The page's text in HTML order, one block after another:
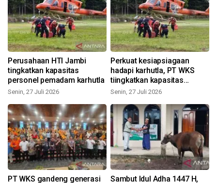
Perusahaan HTI Jambi
tingkatkan kapasitas
personel pemadam karhutla
Senin, 27 Juli 2026
Perkuat kesiapsiagaan
hadapi karhutla, PT WKS
tiingkatkan kapasitas
personel pemadam
Senin, 27 Juli 2026
PT WKS gandeng generasi
Sambut Idul Adha 1447 H,